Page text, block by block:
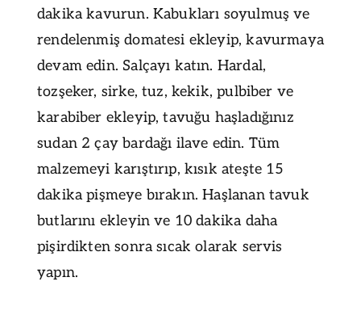
dakika kavurun. Kabukları soyulmuş ve
rendelenmiş domatesi ekleyip, kavurmaya
devam edin. Salçayı katın. Hardal,
tozşeker, sirke, tuz, kekik, pulbiber ve
karabiber ekleyip, tavuğu haşladığınız
sudan 2 çay bardağı ilave edin. Tüm
malzemeyi karıştırıp, kısık ateşte 15
dakika pişmeye bırakın. Haşlanan tavuk
butlarını ekleyin ve 10 dakika daha
pişirdikten sonra sıcak olarak servis
yapın.